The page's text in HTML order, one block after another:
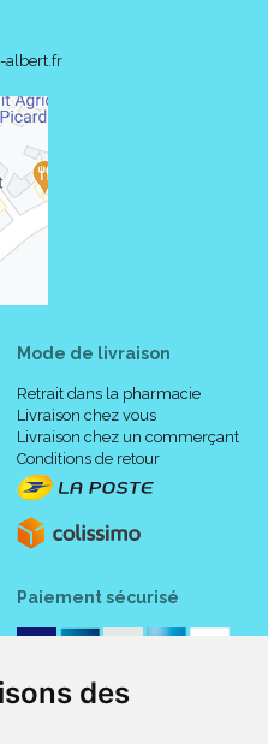
des
albert.fr
Mode de livraison
Retrait dans la pharmacie
Livraison chez vous
Livraison chez un commerçant
Conditions de retour
Paiement sécurisé